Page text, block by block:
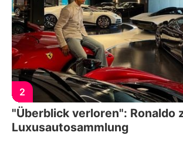
2
"Überblick verloren": Ronaldo
Luxusautosammlung